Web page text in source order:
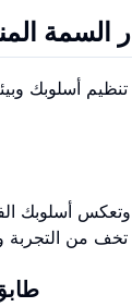
السمة
تنظيم أسلوبك
وتعكس أسلوبك